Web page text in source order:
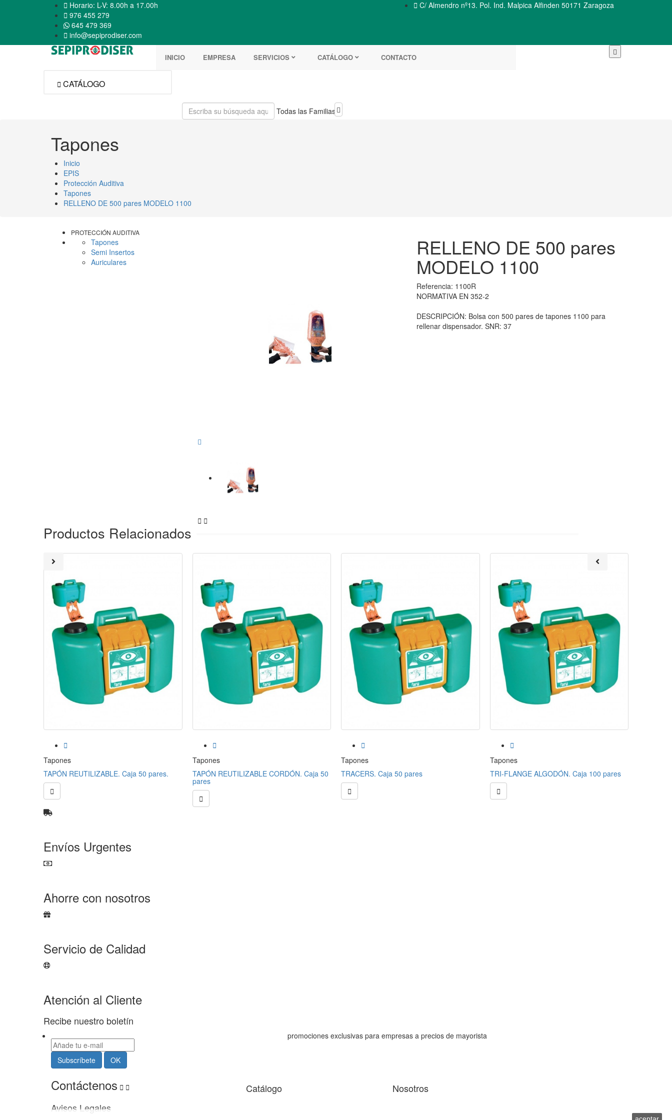
 Horario: L-V: 8.00h a 17.00h
 976 455 279
645 479 369
 info@sepiprodiser.com
 C/ Almendro nº13. Pol. Ind. Malpica Alfinden 50171 Zaragoza
INICIO EMPRESA SERVICIOS CATÁLOGO CONTACTO
 CATÁLOGO
Todas las Familias
Tapones
Inicio
EPIS
Protección Auditiva
Tapones
RELLENO DE 500 pares MODELO 1100
 
RELLENO DE 500 pares
MODELO 1100
Referencia: 1100R
NORMATIVA EN 352-2
DESCRIPCIÓN: Bolsa con 500 pares de tapones 1100 para
rellenar dispensador. SNR: 37
PROTECCIÓN AUDITIVA
Tapones
Semi Insertos
Auriculares
Productos Relacionados

Tapones
TAPÓN REUTILIZABLE. Caja 50 pares.


Tapones
TAPÓN REUTILIZABLE CORDÓN. Caja 50
pares


Tapones
TRACERS. Caja 50 pares


Tapones
TRI-FLANGE ALGODÓN. Caja 100 pares

Envíos Urgentes
Ahorre con nosotros
Servicio de Calidad
Atención al Cliente
Recibe nuestro boletín
promociones exclusivas para empresas a precios de mayorista
Contáctenos   Catálogo
Nosotros
Avisos Legales